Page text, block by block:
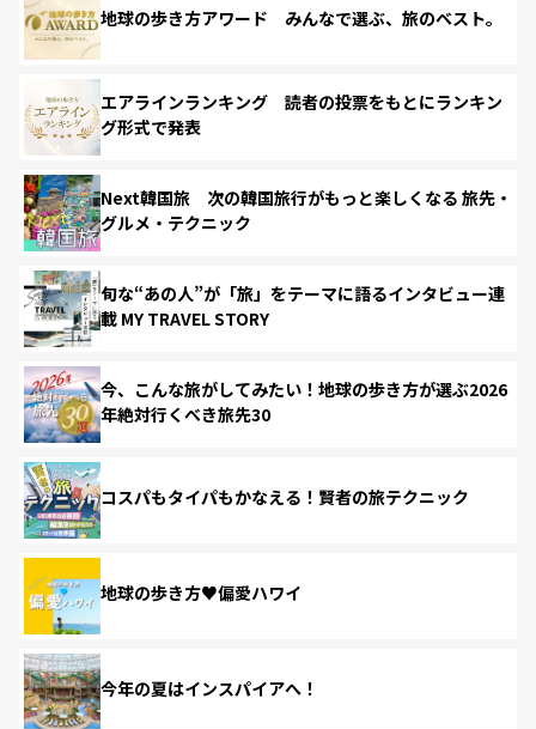
地球の歩き方アワード みんなで選ぶ、旅のベスト。
エアラインランキング 読者の投票をもとにランキン
グ形式で発表
Next韓国旅 次の韓国旅行がもっと楽しくなる 旅先・
グルメ・テクニック
旬な“あの人”が「旅」をテーマに語るインタビュー連
載 MY TRAVEL STORY
今、こんな旅がしてみたい！地球の歩き方が選ぶ2026
年絶対行くべき旅先30
コスパもタイパもかなえる！賢者の旅テクニック
地球の歩き方♥偏愛ハワイ
今年の夏はインスパイアへ！